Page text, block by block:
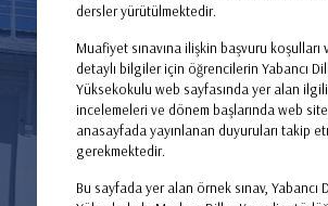
dersler yürütülmektedir.
Muafiyet sınavına ilişkin başvuru koşulları
detaylı bilgiler için öğrencilerin Yabancı
Yüksekokulu web sayfasında yer alan
incelemeleri ve dönem başlarında web
anasayfada yayınlanan duyuruları takip
gerekmektedir.
Bu sayfada yer alan örnek sınav, Yabancı